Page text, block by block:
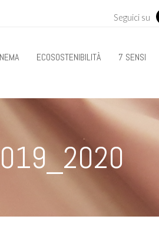
Seguici su
ECOSOSTENIBILITÀ 7 SENSI